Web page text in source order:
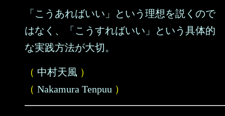
「こうあればいい」という理想を説くので
はなく、「こうすればいい」という具体的
な実践方法が大切。
（ 中村天風 ）
（ Nakamura Tenpuu ）